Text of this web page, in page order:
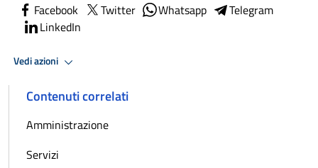
Facebook Twitter Whatsapp
Telegram
LinkedIn
Vedi azioni
Contenuti correlati
Amministrazione
Servizi